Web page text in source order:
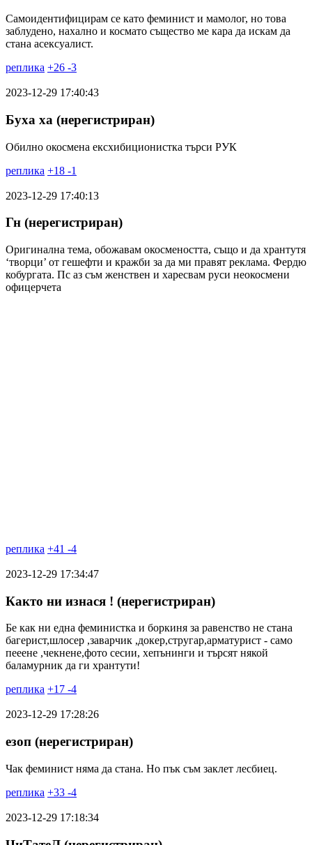
Самоидентифицирам се като феминист и мамолог, но това
заблудено, нахално и космато същество ме кара да искам да
стана асексуалист.
реплика +26 -3
2023-12-29 17:40:43
Буха ха (нерегистриран)
Обилно окосмена ексхибиционистка търси РУК
реплика +18 -1
2023-12-29 17:40:13
Гн (нерегистриран)
Оригинална тема, обожавам окосмеността, също и да хрантутя
‘творци’ от гешефти и кражби за да ми правят реклама. Фердю
кобургата. Пс аз съм женствен и харесвам руси неокосмени
офицерчета
реплика +41 -4
2023-12-29 17:34:47
Както ни изнася ! (нерегистриран)
Бе как ни една феминистка и боркиня за равенство не стана
багерист,шлосер ,заварчик ,докер,стругар,арматурист - само
пееене ,чекнене,фото сесии, хепънинги и търсят някой
баламурник да ги хрантути!
реплика +17 -4
2023-12-29 17:28:26
езоп (нерегистриран)
Чак феминист няма да стана. Но пък съм заклет лесбиец.
реплика +33 -4
2023-12-29 17:18:34